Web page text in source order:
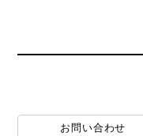
お問い合わせ